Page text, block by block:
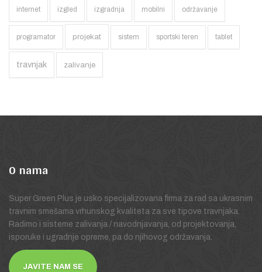
internet izgled izgradnja mobilni održavanje
programator projekat sistem sportski teren tablet
travnjak zalivanje
O nama
Super Green Plus je usko specijalizovana firma za rad sa ukrasnim
travnim smešama vrhunskog kvaliteta za sve tipove travnjaka.
Radimo i sisteme zalivanja / navodnjavanja, od projektovanja,
isporuke i ugradnje opreme, pa do njihovog održavanja.
JAVITE NAM SE